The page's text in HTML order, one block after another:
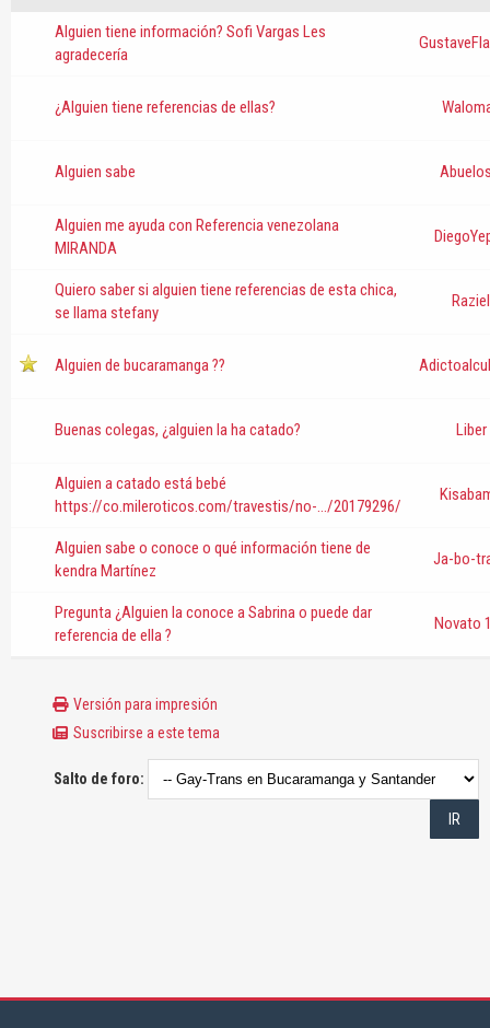
Alguien tiene información? Sofi Vargas Les
agradecería
¿Alguien tiene referencias de ellas?
Alguien sabe
Alguien me ayuda con Referencia venezolana
MIRANDA
Quiero saber si alguien tiene referencias de esta chica,
se llama stefany
Raziel
Alguien de bucaramanga ??
Buenas colegas, ¿alguien la ha catado? Liber
Alguien a catado está bebé
https://co.mileroticos.com/travestis/no-.../20179296/
Alguien sabe o conoce o qué información tiene de
kendra Martínez
Ja-bo-
Pregunta ¿Alguien la conoce a Sabrina o puede dar
referencia de ella ?
Novato
Versión para impresión
Suscribirse a este tema
Salto de foro: